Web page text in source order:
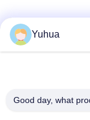
Yuhua
Good day, what